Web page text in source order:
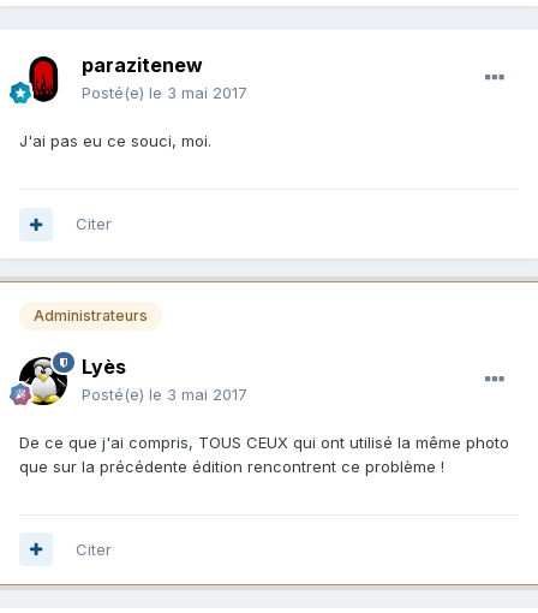
parazitenew
Posté(e) le 3 mai 2017
J'ai pas eu ce souci, moi.
Citer
Administrateurs
Lyès
Posté(e) le 3 mai 2017
De ce que j'ai compris, TOUS CEUX qui ont utilisé la même photo
que sur la précédente édition rencontrent ce problème !
Citer